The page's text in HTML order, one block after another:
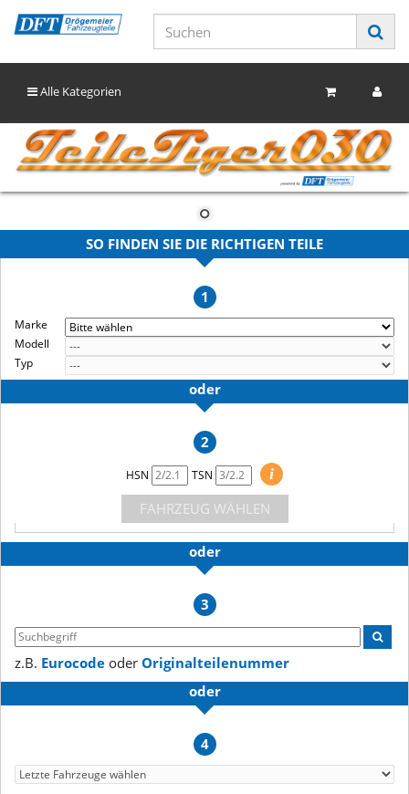
Alle Kategorien
SO FINDEN SIE DIE RICHTIGEN TEILE
1
Marke
Modell
Typ
oder
2
HSN TSN
i
FAHRZEUG WÄHLEN
oder
3
z.B. Eurocode oder Originalteilenummer
oder
4